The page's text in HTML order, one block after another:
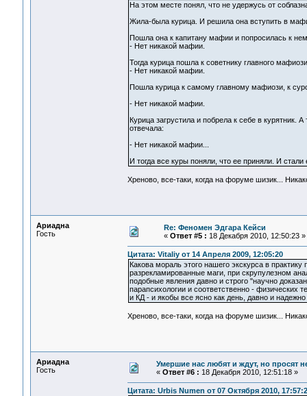
На этом месте понял, что не удержусь от
Жила-была курица. И решила она вступить в
Пошла она к капитану мафии и попросилась к
- Нет никакой мафии.
Тогда курица пошла к советнику главного
- Нет никакой мафии.
Пошла курица к самому главному мафиози, к
- Нет никакой мафии.
Курица загрустила и побрела к себе в
отвечала:
- Нет никакой мафии...
И тогда все куры поняли, что ее приняли. И стали
Хреново, все-таки, когда на форуме шизик...
Ариадна
Гость
Re: Феномен Эдгара Кейси
« Ответ #5 : 18 Декабря 2010, 12:50:23 »
Цитата: Vitaliy от 14 Апреля 2009, 12:05:20
Какова мораль этого нашего экскурса в
разрекламированные маги, при скрупулезном
подобные явления давно и строго "научно
парапсихологии и соответственно - физических
и КД - и якобы все ясно как день, давно и
Хреново, все-таки, когда на форуме шизик...
Ариадна
Гость
Умершие нас любят и ждут, но просят
« Ответ #6 : 18 Декабря 2010, 12:51:18 »
Цитата: Urbis Numen от 07 Октября 2010,